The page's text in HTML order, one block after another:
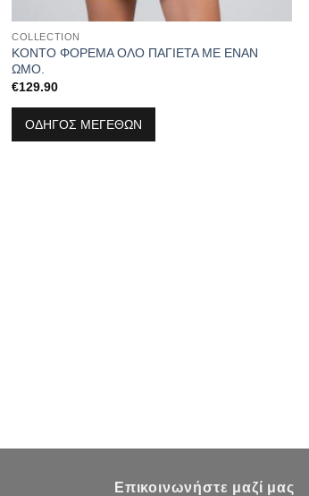
COLLECTION
ΚΟΝΤΟ ΦΟΡΕΜΑ ΟΛΟ ΠΑΓΙΕΤΑ ΜΕ ΕΝΑΝ
ΩΜΟ.
€129.90
ΟΔΗΓΟΣ ΜΕΓΕΘΩΝ
Επικοινωνήστε μαζί μας